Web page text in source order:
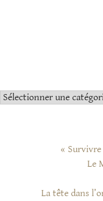
Catégories
«
Le
La tête dans